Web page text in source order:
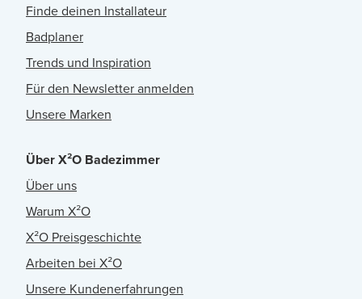
Finde deinen Installateur
Badplaner
Trends und Inspiration
Für den Newsletter anmelden
Unsere Marken
Über X²O Badezimmer
Über uns
Warum X²O
X²O Preisgeschichte
Arbeiten bei X²O
Unsere Kundenerfahrungen